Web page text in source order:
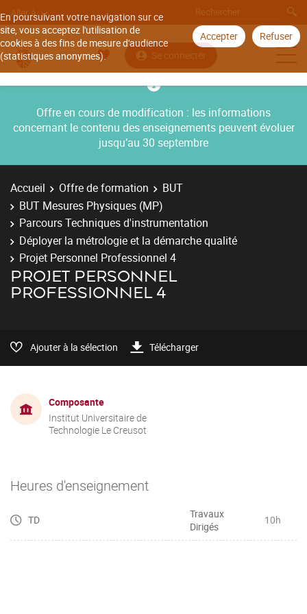
En poursuivant votre navigation sur ce
site, vous acceptez l'utilisation de
cookies à des fins de mesure d'audience
(statistiques anonymes).
Accepter Refuser
Aller à
Se connecter
Offre en cours de modification : les informations
concernant le contenu des enseignements peuvent évoluer
jusqu’au 30 septembre
Accueil Offre de formation
BUT
BUT Mesures Physiques (MP)
Parcours Techniques d'instrumentation
Déployer la métrologie et la démarche qualité
Projet Personnel Professionnel 4
PROJET PERSONNEL
PROFESSIONNEL 4
Ajouter à la sélection Télécharger
Composante
Institut Universitaire de
Technologie Le Creusot
Heures d'enseignement
TD
Travaux
Dirigés
10h